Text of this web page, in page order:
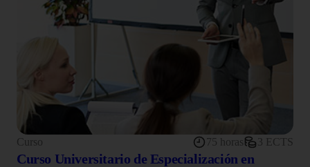
Curso 75 horas 3 ECTS
Curso Universitario de Especialización en